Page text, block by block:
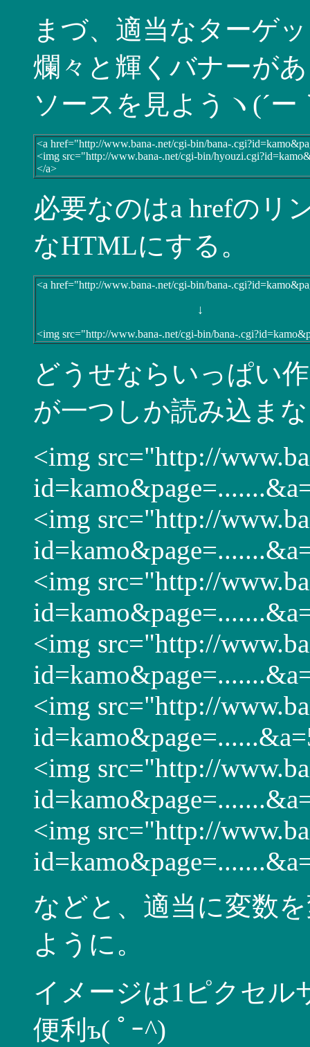
まづ、適当なターゲ
爛々と輝くバナーが
ソースを見ようヽ(´ー
<a href="http://www.bana-.net/cgi-bin/bana-
<img src="http://www.bana-.net/cgi-bin/
</a>
必要なのはa hrefのリ
なHTMLにする。
<a href="http://www.bana-.net/cgi-bin/bana-
↓
<img src="http://www.bana-.net/cgi-bin/bana-
どうせならいっぱい
が一つしか読み込ま
<img src="http://
<img src="http://
<img src="http://
<img src="http://
<img src="http://
<img src="http://
<img src="http://
などと、適当に変数
ように。
イメージは1ピクセル
便利ъ( ﾟｰ^)